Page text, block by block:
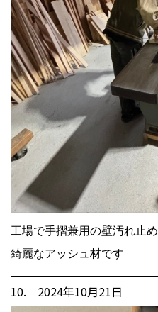
工場で手摺兼用の壁汚れ止
綺麗なアッシュ材です
10. 2024年10月21日